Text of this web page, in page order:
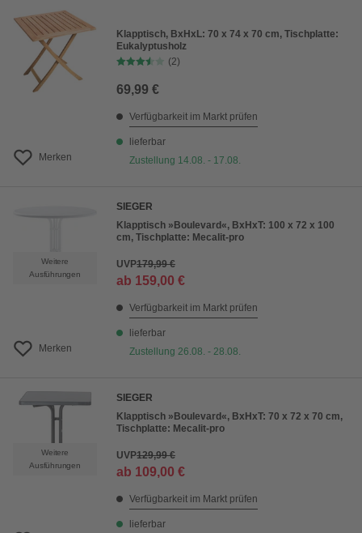
Bestseller
Preis aufsteigend
Preis absteigend
Merken
Klapptisch, BxHxL: 70 x 74 x 70 cm, Tischplatte:
Eukalyptusholz
(2)
69,99 €
Verfügbarkeit im Markt prüfen
lieferbar
Zustellung 14.08. - 17.08.
Weitere
Ausführungen
Merken
SIEGER
Klapptisch »Boulevard«, BxHxT: 100 x 72 x 100
cm, Tischplatte: Mecalit-pro
UVP179,99 €
ab 159,00 €
Verfügbarkeit im Markt prüfen
lieferbar
Zustellung 26.08. - 28.08.
Weitere
Ausführungen
SIEGER
Klapptisch »Boulevard«, BxHxT: 70 x 72 x 70 cm,
Tischplatte: Mecalit-pro
UVP129,99 €
ab 109,00 €
Verfügbarkeit im Markt prüfen
lieferbar